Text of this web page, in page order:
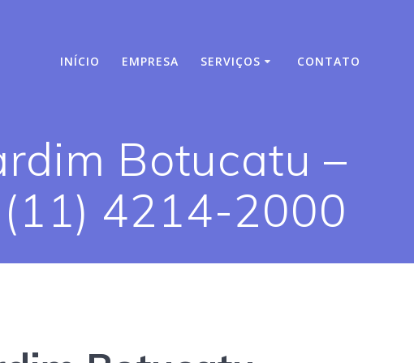
INÍCIO EMPRESA SERVIÇOS CONTATO
Botucatu –
(11) 4214-2000